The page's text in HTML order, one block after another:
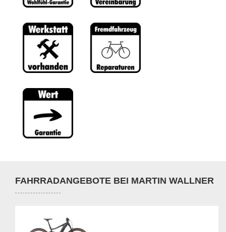
FAHRRADANGEBOTE BEI MARTIN WALLNER